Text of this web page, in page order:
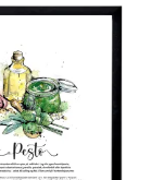
kr 298,00